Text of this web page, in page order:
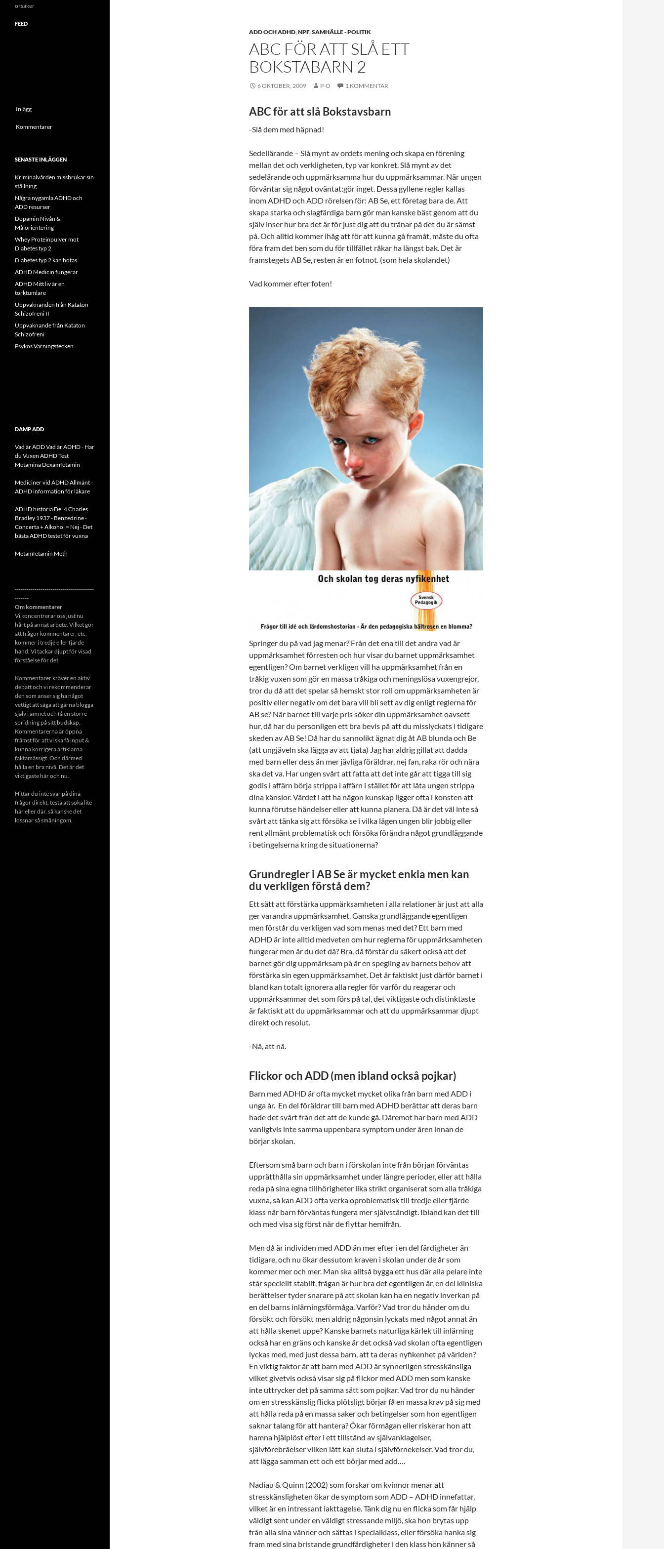
ADD OCH ADHD,NPF,SAMHÄLLE - POLITIK
ABC FÖR ATT SLÅ ETT
BOKSTABARN 2
6 OKTOBER, 2009 P-O 1 KOMMENTAR
ABC för att slå Bokstavsbarn
-Slå dem med häpnad!
Sedellärande – Slå mynt av ordets mening och skapa en förening
mellan det och verkligheten, typ var konkret. Slå mynt av det
sedelärande och uppmärksamma hur du uppmärksammar. När ungen
förväntar sig något oväntat:gör inget. Dessa gyllene regler kallas
inom ADHD och ADD rörelsen för: AB Se, ett företag bara de. Att
skapa starka och slagfärdiga barn gör man kanske bäst genom att du
själv inser hur bra det är för just dig att du tränar på det du är sämst
på. Och alltid kommer ihåg att för att kunna gå framåt, måste du ofta
föra fram det ben som du för tillfället råkar ha längst bak. Det är
framstegets AB Se, resten är en fotnot. (som hela skolandet)
Vad kommer efter foten!
Springer du på vad jag menar? Från det ena till det andra vad är
uppmärksamhet förresten och hur visar du barnet uppmärksamhet
egentligen? Om barnet verkligen vill ha uppmärksamhet från en
tråkig vuxen som gör en massa tråkiga och meningslösa vuxengrejor,
tror du då att det spelar så hemskt stor roll om uppmärksamheten är
positiv eller negativ om det bara vill bli sett av dig enligt reglerna för
AB se? När barnet till varje pris söker din uppmärksamhet oavsett
hur, då har du personligen ett bra bevis på att du misslyckats i tidigare
skeden av AB Se! Då har du sannolikt ägnat dig åt AB blunda och Be
(att ungjäveln ska lägga av att tjata) Jag har aldrig gillat att dadda
med barn eller dess än mer jävliga föräldrar, nej fan, raka rör och nära
ska det va. Har ungen svårt att fatta att det inte går att tigga till sig
godis i affärn börja strippa i affärn i stället för att låta ungen strippa
dina känslor. Värdet i att ha någon kunskap ligger ofta i konsten att
kunna förutse händelser eller att kunna planera. Då är det väl inte så
svårt att tänka sig att försöka se i vilka lägen ungen blir jobbig eller
rent allmänt problematisk och försöka förändra något grundläggande
i betingelserna kring de situationerna?
Grundregler i AB Se är mycket enkla men kan
du verkligen förstå dem?
Ett sätt att förstärka uppmärksamheten i alla relationer är just att alla
ger varandra uppmärksamhet. Ganska grundläggande egentligen
men förstår du verkligen vad som menas med det? Ett barn med
ADHD är inte alltid medveten om hur reglerna för uppmärksamheten
fungerar men är du det då? Bra, då förstår du säkert också att det
barnet gör dig uppmärksam på är en spegling av barnets behov att
förstärka sin egen uppmärksamhet. Det är faktiskt just därför barnet i
bland kan totalt ignorera alla regler för varför du reagerar och
uppmärksammar det som förs på tal, det viktigaste och distinktaste
är faktiskt att du uppmärksammar och att du uppmärksammar djupt
direkt och resolut.
-Nå, att nå.
Flickor och ADD (men ibland också pojkar)
Barn med ADHD är ofta mycket mycket olika från barn med ADD i
unga år. En del föräldrar till barn med ADHD berättar att deras barn
hade det svårt från det att de kunde gå. Däremot har barn med ADD
vanligtvis inte samma uppenbara symptom under åren innan de
börjar skolan.
Eftersom små barn och barn i förskolan inte från början förväntas
upprätthålla sin uppmärksamhet under längre perioder, eller att hålla
reda på sina egna tillhörigheter lika strikt organiserat som alla tråkiga
vuxna, så kan ADD ofta verka oproblematisk till tredje eller fjärde
klass när barn förväntas fungera mer självständigt. Ibland kan det till
och med visa sig först när de flyttar hemifrån.
Men då är individen med ADD än mer efter i en del färdigheter än
tidigare, och nu ökar dessutom kraven i skolan under de år som
kommer mer och mer. Man ska alltså bygga ett hus där alla pelare inte
står speciellt stabilt, frågan är hur bra det egentligen är, en del kliniska
berättelser tyder snarare på att skolan kan ha en negativ inverkan på
en del barns inlärningsförmåga. Varför? Vad tror du händer om du
försökt och försökt men aldrig någonsin lyckats med något annat än
att hålla skenet uppe? Kanske barnets naturliga kärlek till inlärning
också har en gräns och kanske är det också vad skolan ofta egentligen
lyckas med, med just dessa barn, att ta deras nyfikenhet på världen?
En viktig faktor är att barn med ADD är synnerligen stresskänsliga
vilket givetvis också visar sig på flickor med ADD men som kanske
inte uttrycker det på samma sätt som pojkar. Vad tror du nu händer
om en stresskänslig flicka plötsligt börjar få en massa krav på sig med
att hålla reda på en massa saker och betingelser som hon egentligen
saknar talang för att hantera? Ökar förmågan eller riskerar hon att
hamna hjälplöst efter i ett tillstånd av självanklagelser,
självförebråelser vilken lätt kan sluta i självförnekelser. Vad tror du,
att lägga samman ett och ett börjar med add….
Nadiau & Quinn (2002) som forskar om kvinnor menar att
stresskänsligheten ökar de symptom som ADD – ADHD innefattar,
vilket är en intressant iakttagelse. Tänk dig nu en flicka som får hjälp
väldigt sent under en väldigt stressande miljö, ska hon brytas upp
från alla sina vänner och sättas i specialklass, eller försöka hanka sig
fram med sina bristande grundfärdigheter i den klass hon känner så
orsaker
FEED
Inlägg
Kommentarer
SENASTE INLÄGGEN
Kriminalvården missbrukar sin
ställning
Några nygamla ADHD och
ADD resurser
Dopamin Nivån &
Målorientering
Whey Proteinpulver mot
Diabetes typ 2
Diabetes typ 2 kan botas
ADHD Medicin fungerar
ADHD Mitt liv är en
torktumlare
Uppvaknanden från Kataton
Schizofreni II
Uppvaknande från Kataton
Schizofreni
Psykos Varningstecken
DAMP ADD
Vad är ADDVad är ADHD- Har
du Vuxen ADHD Test
Metamina Dexamfetamin -
Mediciner vid ADHD Allmänt-
ADHD information för läkare
ADHD historia Del 4 Charles
Bradley 1937 - Benzedrine-
Concerta + Alkohol = Nej- Det
bästa ADHD testet för vuxna
Metamfetamin Meth
----------------------------------------
-------
Om kommentarer
Vi koncentrerar oss just nu
hårt på annat arbete. Vilket gör
att frågor kommentarer, etc,
kommer i tredje eller fjärde
hand. Vi tackar djupt för visad
förståelse för det.
Kommentarer kräver en aktiv
debatt och vi rekommenderar
den som anser sig ha något
vettigt att säga att gärna blogga
själv i ämnet och få en större
spridning på sitt budskap.
Kommentarerna är öppna
främst för att vi ska få input &
kunna korrigera artiklarna
faktamässigt. Och därmed
hålla en bra nivå. Det är det
viktigaste här och nu.
Hittar du inte svar på dina
frågor direkt, testa att söka lite
här eller där, så kanske det
lossnar så småningom.